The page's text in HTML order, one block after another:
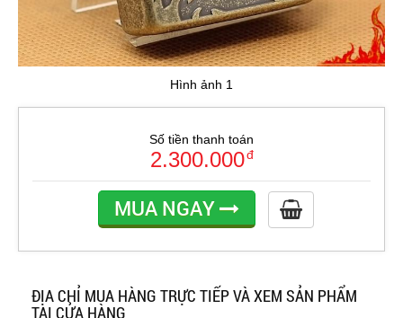
Hình ảnh 1
Số tiền thanh toán
2.300.000đ
MUA NGAY
ĐỊA CHỈ MUA HÀNG TRỰC TIẾP VÀ XEM SẢN PHẨM
TẠI CỬA HÀNG